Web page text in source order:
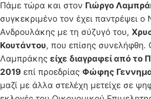
Πάμε τώρα και στον Γιώργο
συγκεκριμένο τον έχει παντρέψει ο
Ανδρουλάκης με τη σύζυγό του,
Κουτάντου, που επίσης συνελήφθη.
Λαμπράκης είχε διαγραφεί από το
2019 επί προεδρίας Φώφης
μαζί με άλλα στελέχη μετείχε σε